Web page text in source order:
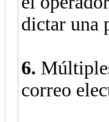
dictar una
6.
correo